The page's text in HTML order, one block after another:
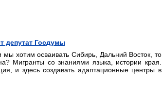
депутат Госдумы
хотим осваивать Сибирь, Дальний Восток, то
Мигранты со знаниями языка, истории края.
и здесь создавать адаптационные центры в